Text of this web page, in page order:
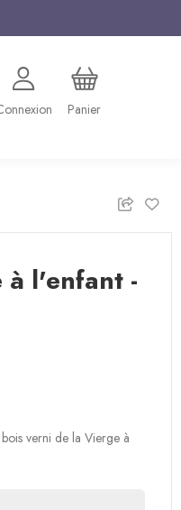
Panier
à l'enfant -
verni de la Vierge à